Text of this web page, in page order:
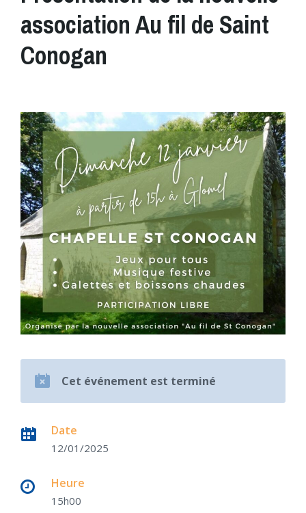
association Au fil de Saint
Conogan
Cet événement est terminé
Date
12/01/2025
Heure
15h00